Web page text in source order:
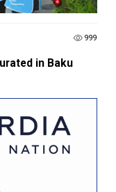
999
in Baku